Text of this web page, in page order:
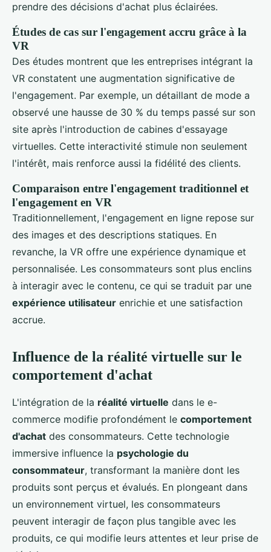
prendre des décisions d'achat plus éclairées.
Études de cas sur l'engagement accru grâce à la
VR
Des études montrent que les entreprises intégrant la
VR constatent une augmentation significative de
l'engagement. Par exemple, un détaillant de mode a
observé une hausse de 30 % du temps passé sur son
site après l'introduction de cabines d'essayage
virtuelles. Cette interactivité stimule non seulement
l'intérêt, mais renforce aussi la fidélité des clients.
Comparaison entre l'engagement traditionnel et
l'engagement en VR
Traditionnellement, l'engagement en ligne repose sur
des images et des descriptions statiques. En
revanche, la VR offre une expérience dynamique et
personnalisée. Les consommateurs sont plus enclins
à interagir avec le contenu, ce qui se traduit par une
expérience utilisateur enrichie et une satisfaction
accrue.
Influence de la réalité virtuelle sur le
comportement d'achat
L'intégration de la réalité virtuelle dans le e-
commerce modifie profondément le comportement
d'achat des consommateurs. Cette technologie
immersive influence la psychologie du
consommateur, transformant la manière dont les
produits sont perçus et évalués. En plongeant dans
un environnement virtuel, les consommateurs
peuvent interagir de façon plus tangible avec les
produits, ce qui modifie leurs attentes et leur prise de